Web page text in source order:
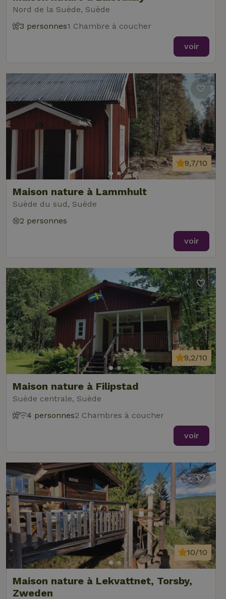
Nord de la Suède, Suède
3 personnes1 Chambre à coucher
voir
Maison nature à Lammhult
Suède du sud, Suède
9,7/10
2 personnes
voir
Maison nature à Filipstad
Suède centrale, Suède
9,2/10
4 personnes2 Chambres à coucher
voir
Maison nature à Lekvattnet, Torsby,
Zweden
10/10